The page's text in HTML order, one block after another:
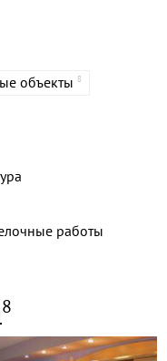
объекты 8
работы
8